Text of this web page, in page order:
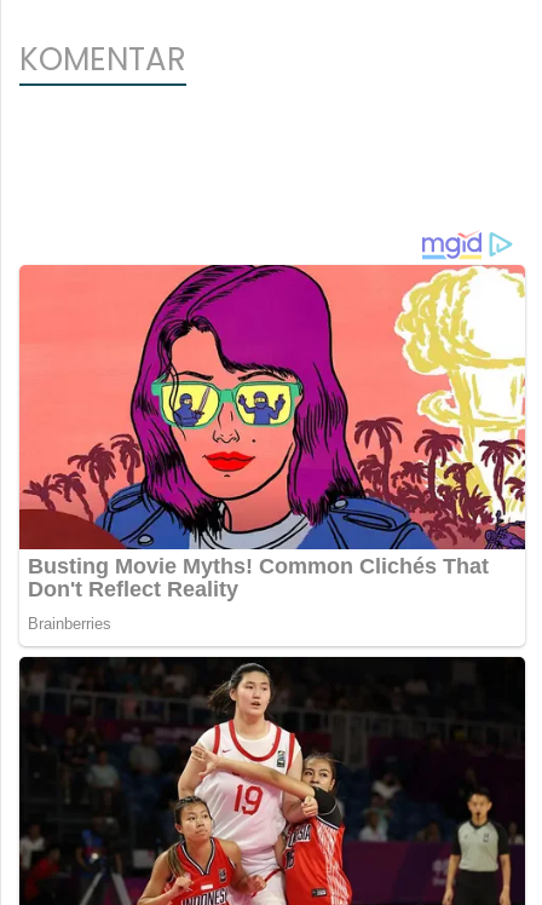
KOMENTAR